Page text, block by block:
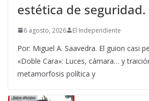
estética de seguridad.
6 agosto, 2026 El Independiente
Por: Miguel A. Saavedra. El guion casi
«Doble Cara»: Luces, cámara… y
metamorfosis política y